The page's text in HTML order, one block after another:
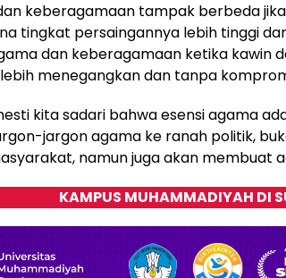
keberagamaan tampak berbeda
tingkat persaingannya lebih tinggi
dan keberagamaan ketika kawin
menegangkan dan tanpa
kita sadari bahwa esensi agama
jargon agama ke ranah politik,
namun juga akan membuat
KAMPUS MUHAMMADIYAH DI